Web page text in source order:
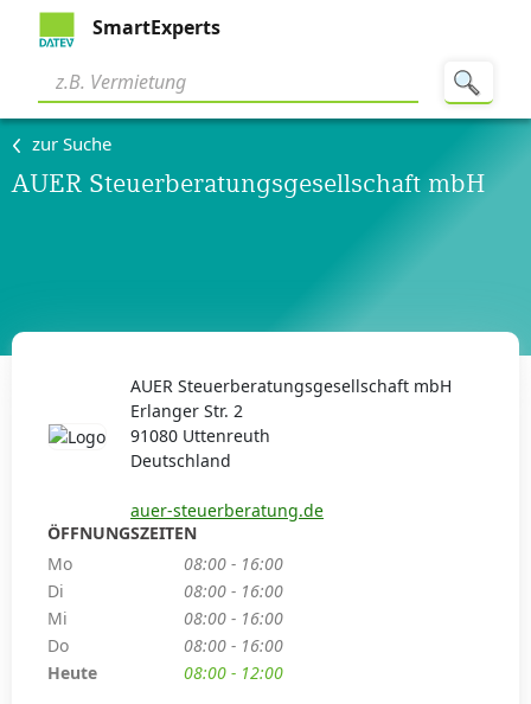
SmartExperts
zur Suche
AUER Steuerberatungsgesellschaft mbH
AUER Steuerberatungsgesellschaft mbH
Erlanger Str. 2
91080 Uttenreuth
Deutschland
auer-steuerberatung.de
ÖFFNUNGSZEITEN
Mo
08:00 - 16:00
Di
08:00 - 16:00
Mi
08:00 - 16:00
Do
08:00 - 16:00
Heute
08:00 - 12:00